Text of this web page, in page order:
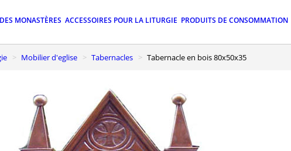
MONASTÈRES ACCESSOIRES POUR LA LITURGIE PRODUITS DE CONSOMMATION
Mobilier d'eglise Tabernacles Tabernacle en bois 80x50x35